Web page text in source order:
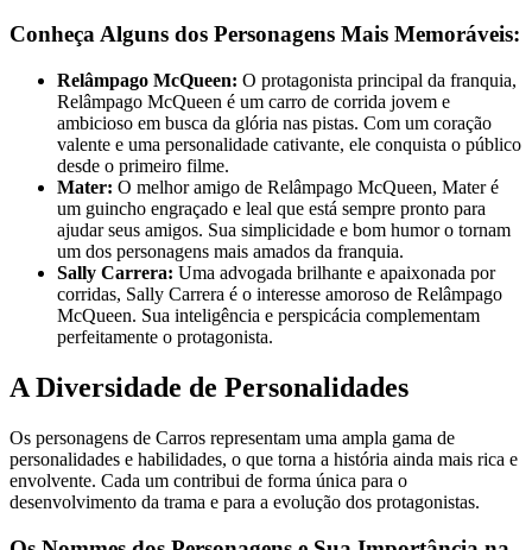
Conheça Alguns dos Personagens Mais Memoráveis:
Relâmpago McQueen: O protagonista principal da franquia,
Relâmpago McQueen é um carro de corrida jovem e
ambicioso em busca da glória nas pistas. Com um coração
valente e uma personalidade cativante, ele conquista o público
desde o primeiro filme.
Mater: O melhor amigo de Relâmpago McQueen, Mater é
um guincho engraçado e leal que está sempre pronto para
ajudar seus amigos. Sua simplicidade e bom humor o tornam
um dos personagens mais amados da franquia.
Sally Carrera: Uma advogada brilhante e apaixonada por
corridas, Sally Carrera é o interesse amoroso de Relâmpago
McQueen. Sua inteligência e perspicácia complementam
perfeitamente o protagonista.
A Diversidade de Personalidades
Os personagens de Carros representam uma ampla gama de
personalidades e habilidades, o que torna a história ainda mais rica e
envolvente. Cada um contribui de forma única para o
desenvolvimento da trama e para a evolução dos protagonistas.